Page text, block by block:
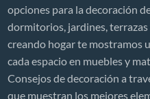
opciones para la decoración
dormitorios, jardines, terrazas
creando hogar te mostramos
cada espacio en muebles y
Consejos de decoración a
que muestran los mejores